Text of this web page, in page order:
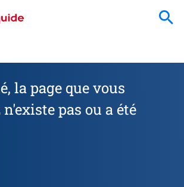
la page que vous
pas ou a été